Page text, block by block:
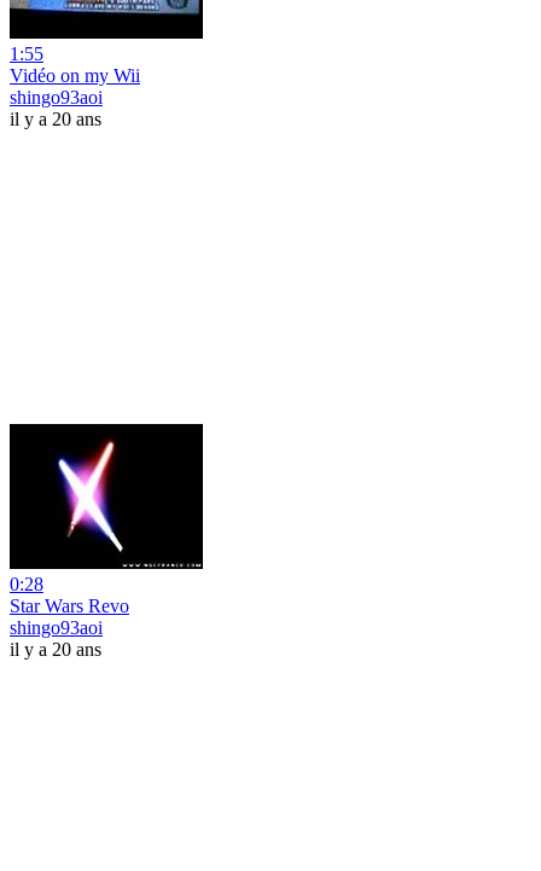
1:55
Vidéo on my Wii
shingo93aoi
il y a 20 ans
0:28
Star Wars Revo
shingo93aoi
il y a 20 ans